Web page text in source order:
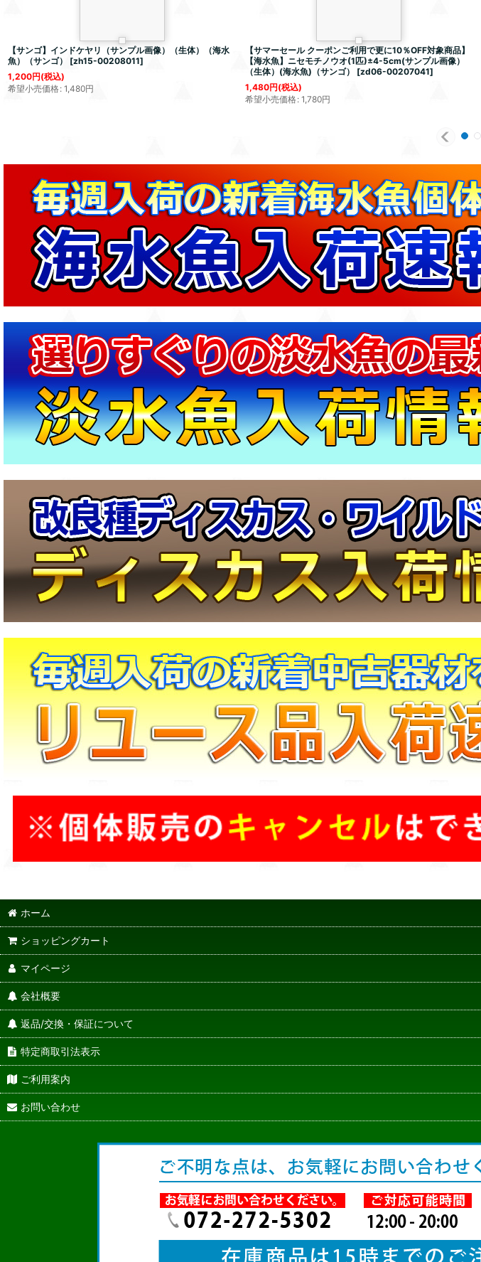
【サンゴ】インドケヤリ（サンプル画像）（生体）（海水
魚）（サンゴ）
[zh15-00208011]
1,200円(税込)
希望小売価格: 1,480円
【サマーセール クーポンご利用で更に10％OFF対象商品】
【海水魚】ニセモチノウオ(1匹)±4-5cm(サンプル画像）
（生体）(海水魚)（サンゴ）
[zd06-00207041]
1,480円(税込)
希望小売価格: 1,780円
ホーム
ショッピングカート
マイページ
会社概要
返品/交換・保証について
特定商取引法表示
ご利用案内
お問い合わせ